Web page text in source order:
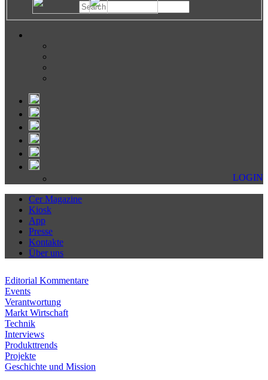
LOGIN
Cer Magazine
Kiosk
App
Presse
Kontakte
Über uns
Editorial Kommentare
Events
Verantwortung
Markt Wirtschaft
Technik
Interviews
Produkttrends
Projekte
Geschichte und Mission